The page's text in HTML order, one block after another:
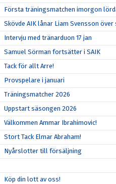
Första träningsmatchen imorgon
Skövde AIK lånar Liam Svensson
Intervju med tränarduon 17 jan
Samuel Sörman fortsätter i SAIK
Tack för allt Arre!
Provspelare i januari
Träningsmatcher 2026
Uppstart säsongen 2026
Välkommen Ammar Ibrahimovic!
Stort Tack Elmar Abraham!
Nyårslotter till försäljning
Köp din lott av oss!